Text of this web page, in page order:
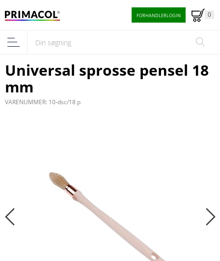
FORHANDLERLOGIN 0
Universal sprosse pensel 18
mm
VARENUMMER: 10-dsc/18 p